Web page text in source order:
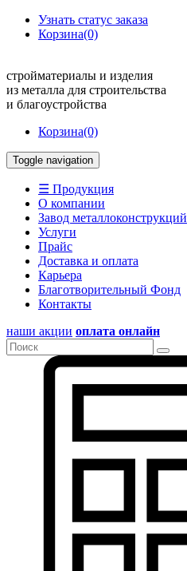
Узнать статус заказа
Корзина(0)
стройматериалы и изделия
из металла для строительства
и благоустройства
Корзина(0)
Toggle navigation
☰ Продукция
О компании
Завод металлоконструкций
Услуги
Прайс
Доставка и оплата
Карьера
Благотворительный Фонд
Контакты
наши акции оплата онлайн